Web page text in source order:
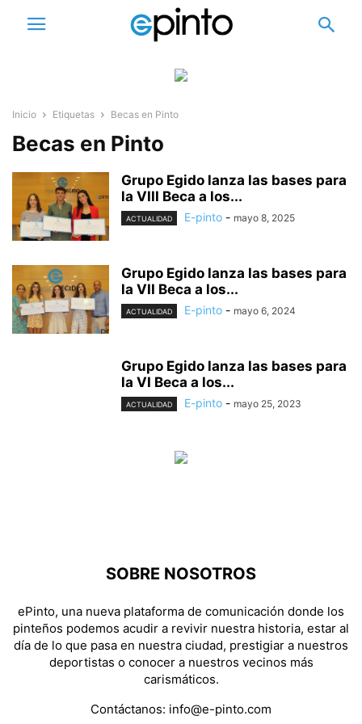
Inicio Etiquetas Becas en Pinto
Becas en Pinto
Grupo Egido lanza las bases para
la VIII Beca a los...
ACTUALIDAD E-pinto - mayo 8, 2025
Grupo Egido lanza las bases para
la VII Beca a los...
ACTUALIDAD E-pinto - mayo 6, 2024
Grupo Egido lanza las bases para
la VI Beca a los...
ACTUALIDAD E-pinto - mayo 25, 2023
SOBRE NOSOTROS
ePinto, una nueva plataforma de comunicación donde los
pinteños podemos acudir a revivir nuestra historia, estar al
día de lo que pasa en nuestra ciudad, prestigiar a nuestros
deportistas o conocer a nuestros vecinos más
carismáticos.
Contáctanos: info@e-pinto.com